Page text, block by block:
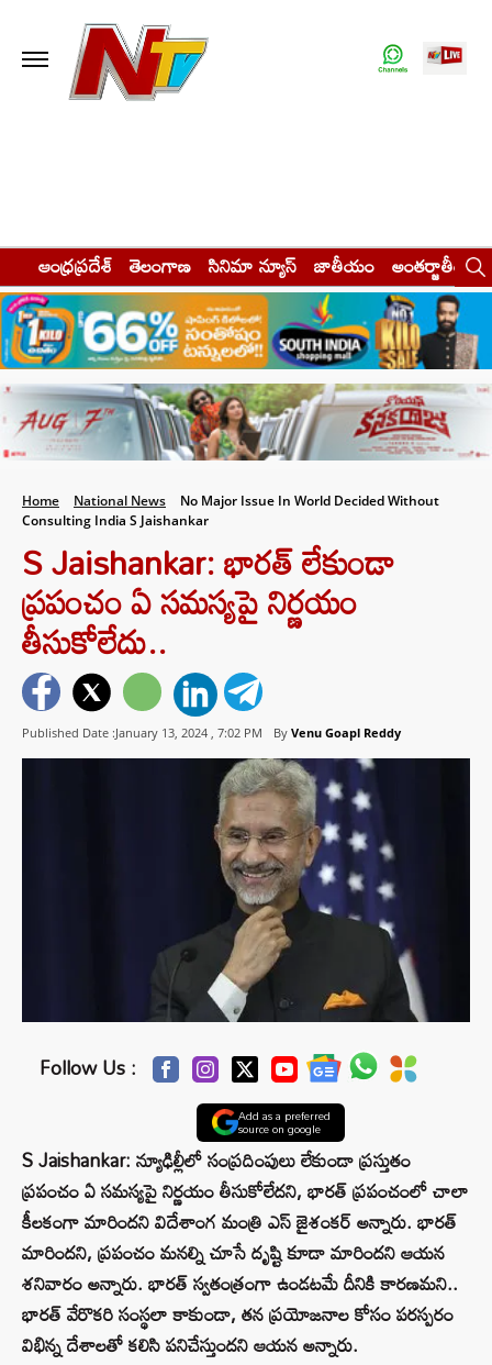
ఆంధ్రప్రదేశ్ తెలంగాణ సినిమా న్యూస్ జాతీయం అంతర్జాతీయం
Home National News
No Major Issue In World Decided Without
Consulting India S Jaishankar
S Jaishankar: భారత్ లేకుండా
ప్రపంచం ఏ సమస్యపై నిర్ణయం
తీసుకోలేదు..
Published Date :January 13, 2024 , 7:02 PM By Venu Goapl Reddy
Follow Us :
Add as a preferred
source on google
S Jaishankar: న్యూఢిల్లీలో సంప్రదింపులు లేకుండా ప్రస్తుతం
ప్రపంచం ఏ సమస్యపై నిర్ణయం తీసుకోలేదని, భారత్ ప్రపంచంలో చాలా
కీలకంగా మారిందని విదేశాంగ మంత్రి ఎస్ జైశంకర్ అన్నారు. భారత్
మారిందని, ప్రపంచం మనల్ని చూసే దృష్టి కూడా మారిందని ఆయన
శనివారం అన్నారు. భారత్ స్వతంత్రంగా ఉండటమే దీనికి కారణమని..
భారత్ వేరొకరి సంస్థలా కాకుండా, తన ప్రయోజనాల కోసం పరస్పరం
విభిన్న దేశాలతో కలిసి పనిచేస్తుందని ఆయన అన్నారు.